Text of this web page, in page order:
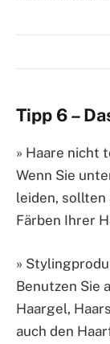
Tipp 6 –
» Haare nicht
Wenn Sie
leiden, sollten
Färben Ihrer
»
Benutzen Sie
Haargel,
auch den